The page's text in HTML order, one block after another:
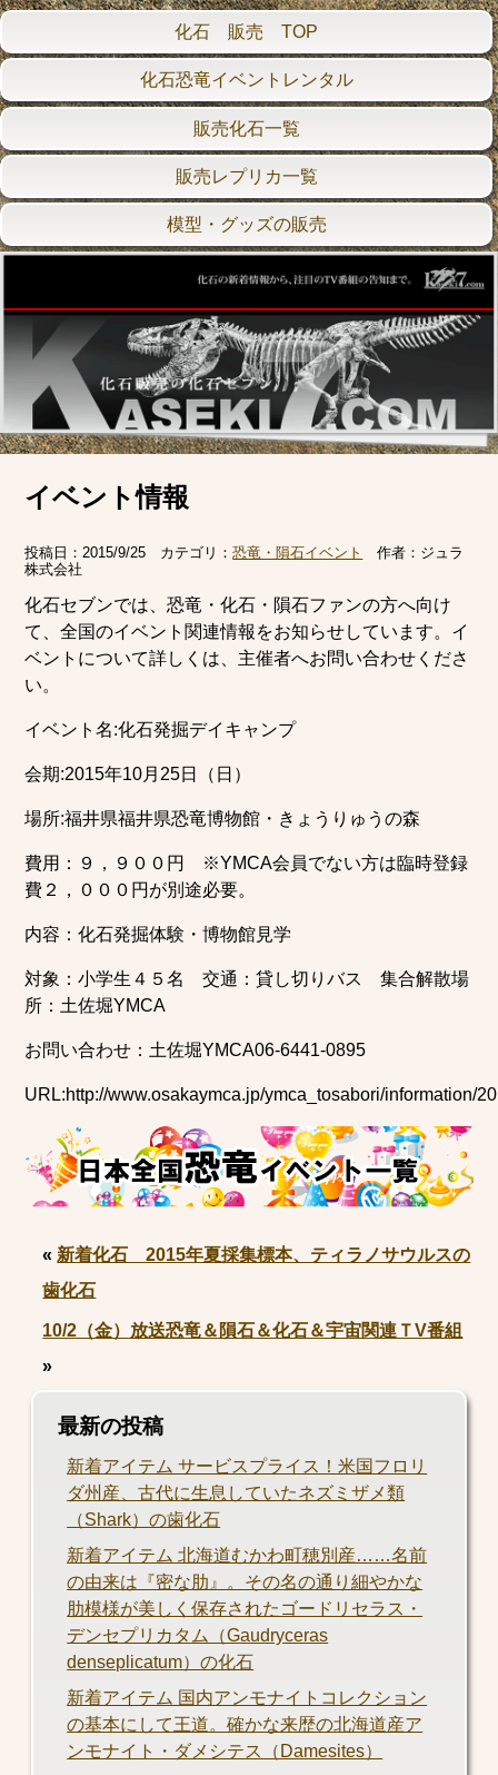
化石 販売 TOP
化石恐竜イベントレンタル
販売化石一覧
販売レプリカ一覧
模型・グッズの販売
イベント情報
投稿日：2015/9/25 カテゴリ：恐竜・隕石イベント 作者： ジュラ
株式会社
化石セブンでは、恐竜・化石・隕石ファンの方へ向け
て、全国のイベント関連情報をお知らせしています。イ
ベントについて詳しくは、主催者へお問い合わせくださ
い。
イベント名:化石発掘デイキャンプ
会期:2015年10月25日（日）
場所:福井県福井県恐竜博物館・きょうりゅうの森
費用：９，９００円 ※YMCA会員でない方は臨時登録
費２，０００円が別途必要。
内容：化石発掘体験・博物館見学
対象：小学生４５名 交通：貸し切りバス 集合解散場
所：土佐堀YMCA
お問い合わせ：土佐堀YMCA06-6441-0895
URL:http://www.osakaymca.jp/ymca_tosabori/information/
«新着化石 2015年夏採集標本、ティラノサウルスの
歯化石
10/2（金）放送恐竜＆隕石＆化石＆宇宙関連ＴV番組
»
最新の投稿
新着アイテム サービスプライス！米国フロリ
ダ州産、古代に生息していたネズミザメ類
（Shark）の歯化石
新着アイテム 北海道むかわ町穂別産……名前
の由来は『密な肋』。その名の通り細やかな
肋模様が美しく保存されたゴードリセラス・
デンセプリカタム（Gaudryceras
denseplicatum）の化石
新着アイテム 国内アンモナイトコレクション
の基本にして王道。確かな来歴の北海道産ア
ンモナイト・ダメシテス（Damesites）